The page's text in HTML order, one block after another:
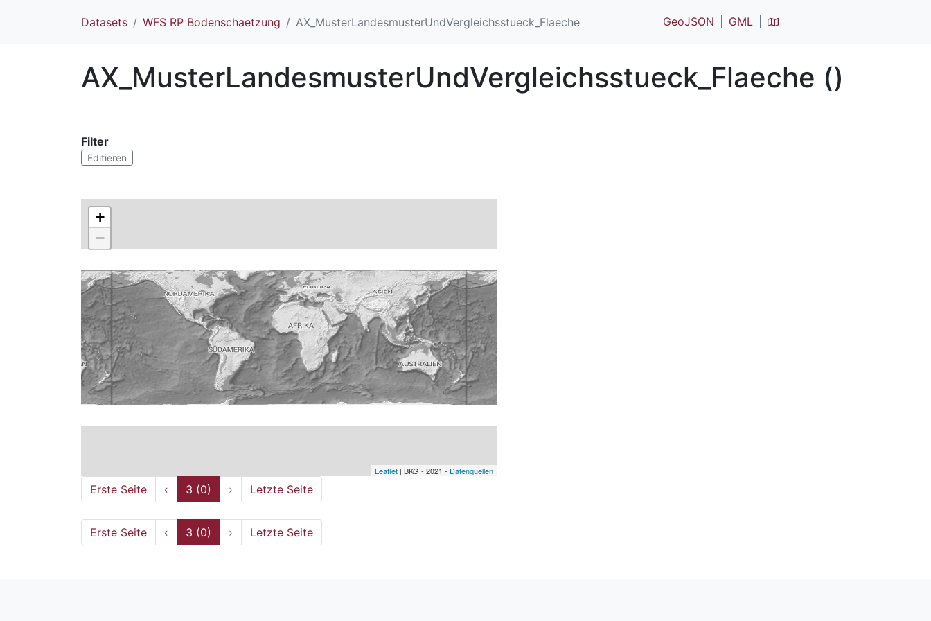
Datasets WFS RP Bodenschaetzung AX_MusterLandesmusterUndVergleichsstueck_Flaeche GeoJSON GML
AX_MusterLandesmusterUndVergleichsstueck_Flaeche ()
Filter
Editieren
+
−
Leaflet | BKG - 2021 - Datenquellen
Erste Seite ‹ 3 (0) › Letzte Seite
Erste Seite ‹ 3 (0) › Letzte Seite